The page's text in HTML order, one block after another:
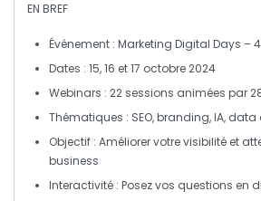
EN BREF
Événement : Marketing Digital Days –
Dates : 15, 16 et 17 octobre 2024
Webinars : 22 sessions animées par
Thématiques : SEO, branding, IA,
Objectif : Améliorer votrevisibilité et
business
Interactivité : Posez vos questions en